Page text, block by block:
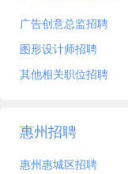
广告创意总监招聘
图形设计师招聘
其他相关职位招聘
惠州招聘
惠州惠城区招聘